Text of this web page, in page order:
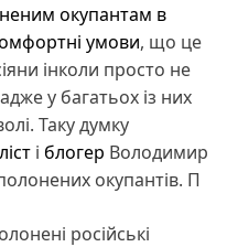
окупантам в
умови, що це
інколи просто не
у багатьох із них
Таку думку
і блогер Володимир
окупантів. П
російські